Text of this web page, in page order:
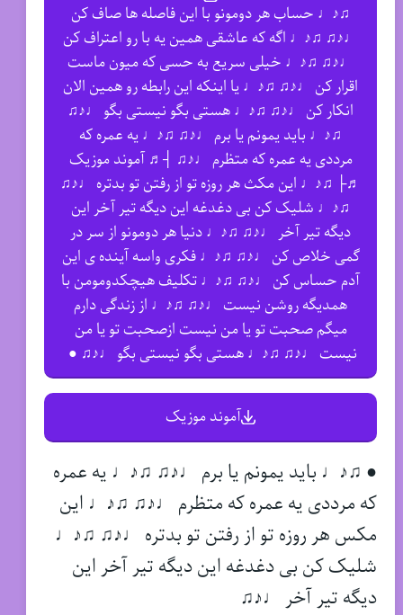
♫♪♩ حساب هر دومونو با این فاصله ها صاف کن
♩♪♫ ♫♪♩ اگه که عاشقی همین یه با رو اعتراف کن
♩♪♫ ♫♪♩ خیلی سریع به حسی که میون ماست
اقرار کن ♩♪♫ ♫♪♩ یا اینکه این رابطه رو همین الان
انکار کن ♩♪♫ ♫♪♩ هستی بگو نیستی بگو ♩♪♫
♫♪♩ باید یمونم یا برم ♩♪♫ ♫♪♩ یه عمره که
مرددی یه عمره که متظرم ♩♪♫ ┤♬ آموند موزیک
♬├ ♫♪♩ این مکث هر روزه تو از رفتن تو بدتره ♩♪♫
♫♪♩ شلیک کن بی دغدغه این دیگه تیر آخر این
دیگه تیر آخر ♩♪♫ ♫♪♩ دنیا هر دومونو از سر در
گمی خلاص کن ♩♪♫ ♫♪♩ فکری واسه آینده ی این
آدم حساس کن ♩♪♫ ♫♪♩ تکلیف هیچکدومومن با
همدیگه روشن نیست ♩♪♫ ♫♪♩ از زندگی دارم
میگم صحبت تو یا من نیست ازصحبت تو یا من
نیست ♩♪♫ ♫♪♩ هستی بگو نیستی بگو ♩♪♫ ●
آموند موزیک
● ♫♪♩ باید یمونم یا برم ♩♪♫ ♫♪♩ یه عمره
که مرددی یه عمره که متظرم ♩♪♫ ♫♪♩ این
مکس هر روزه تو از رفتن تو بدتره ♩♪♫ ♫♪♩
شلیک کن بی دغدغه این دیگه تیر آخر این
دیگه تیر آخر ♩♪♫